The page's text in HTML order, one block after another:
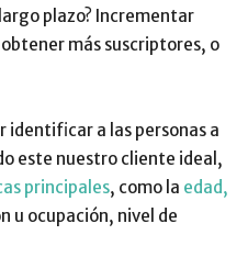
plazo? Incrementar
más suscriptores, o
identificar a las personas a
este nuestro cliente ideal,
principales, como la edad,
u ocupación, nivel de